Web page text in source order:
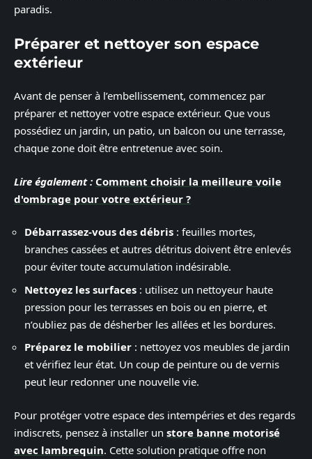
paradis.
Préparer et nettoyer son espace
extérieur
Avant de penser à l’embellissement, commencez par
préparer et nettoyer votre espace extérieur. Que vous
possédiez un jardin, un patio, un balcon ou une terrasse,
chaque zone doit être entretenue avec soin.
Lire également : Comment choisir la meilleure voile
d'ombrage pour votre extérieur ?
Débarrassez-vous des débris : feuilles mortes,
branches cassées et autres détritus doivent être enlevés
pour éviter toute accumulation indésirable.
Nettoyez les surfaces : utilisez un nettoyeur haute
pression pour les terrasses en bois ou en pierre, et
n’oubliez pas de désherber les allées et les bordures.
Préparez le mobilier : nettoyez vos meubles de jardin
et vérifiez leur état. Un coup de peinture ou de vernis
peut leur redonner une nouvelle vie.
Pour protéger votre espace des intempéries et des regards
indiscrets, pensez à installer un store banne motorisé
avec lambrequin. Cette solution pratique offre non